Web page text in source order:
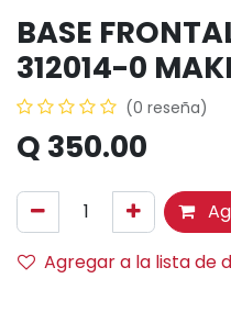
BASE
312014-0
(0 reseña)
Q 350.00
Agregar a la lista de